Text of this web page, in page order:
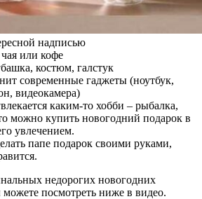
надписью
или кофе
костюм, галстук
современные гаджеты (ноутбук,
видеокамера)
каким-то хобби – рыбалка,
можно купить новогодний подарок в
увлечением.
папе подарок своими руками,
недорогих новогодних
посмотреть ниже в видео.